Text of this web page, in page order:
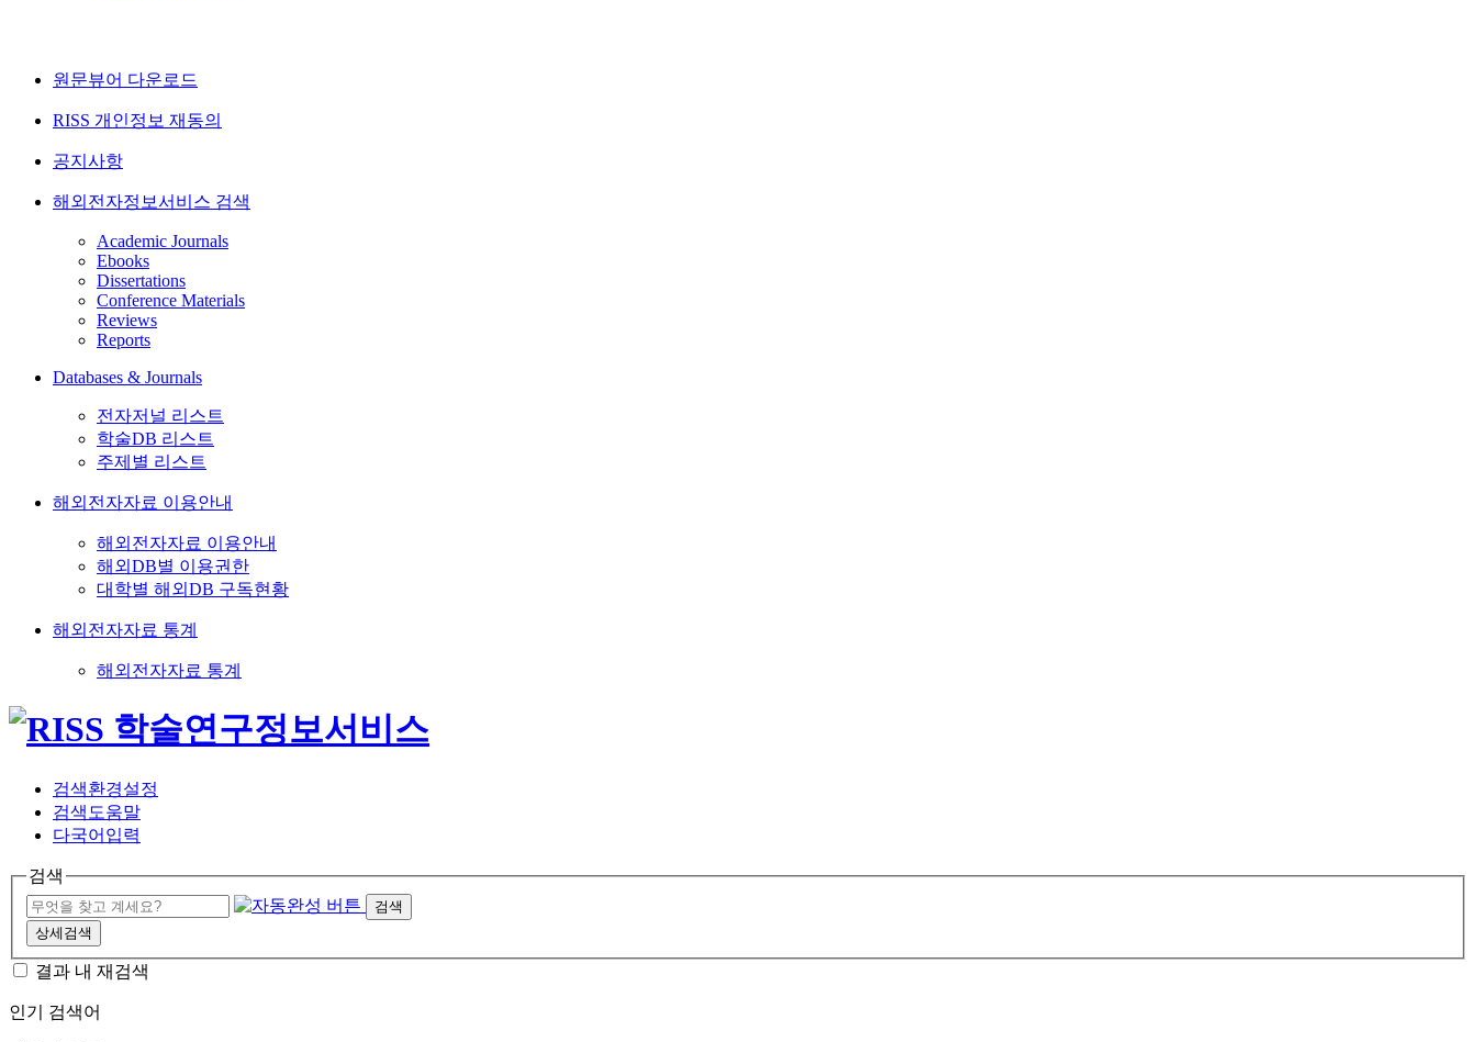
원문뷰어 다운로드
RISS 개인정보 재동의
공지사항
해외전자정보서비스 검색
Academic Journals
Ebooks
Dissertations
Conference Materials
Reviews
Reports
Databases & Journals
전자저널 리스트
학술DB 리스트
주제별 리스트
해외전자자료 이용안내
해외전자자료 이용안내
해외DB별 이용권한
대학별 해외DB 구독현황
해외전자자료 통계
해외전자자료 통계
검색환경설정
검색도움말
다국어입력
검색
검색
상세검색
결과 내 재검색
인기 검색어